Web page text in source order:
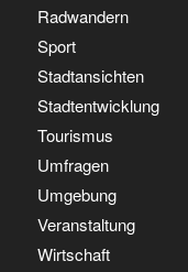
Radwandern
Sport
Stadtansichten
Stadtentwicklung
Tourismus
Umfragen
Umgebung
Veranstaltung
Wirtschaft